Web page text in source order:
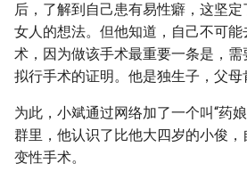
后，了解到自己患有易性癖，这坚
女人的想法。但他知道，自己不可
术，因为做该手术最重要一条是，
拟行手术的证明。他是独生子，父母
为此，小斌通过网络加了一个叫“药
群里，他认识了比他大四岁的小俊
变性手术。